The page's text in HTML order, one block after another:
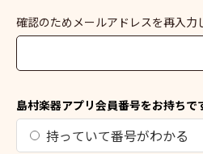
確認のためメールアドレスを再入力
島村楽器アプリ会員番号をお持ちで
持っていて番号がわかる